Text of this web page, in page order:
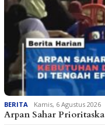
BERITA Kamis, 6 Agustus 2026
Arpan Sahar